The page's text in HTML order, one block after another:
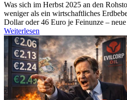
Was sich im Herbst 2025 an den
weniger als ein wirtschaftliches
Dollar oder 46 Euro je Feinunze –
Weiterlesen